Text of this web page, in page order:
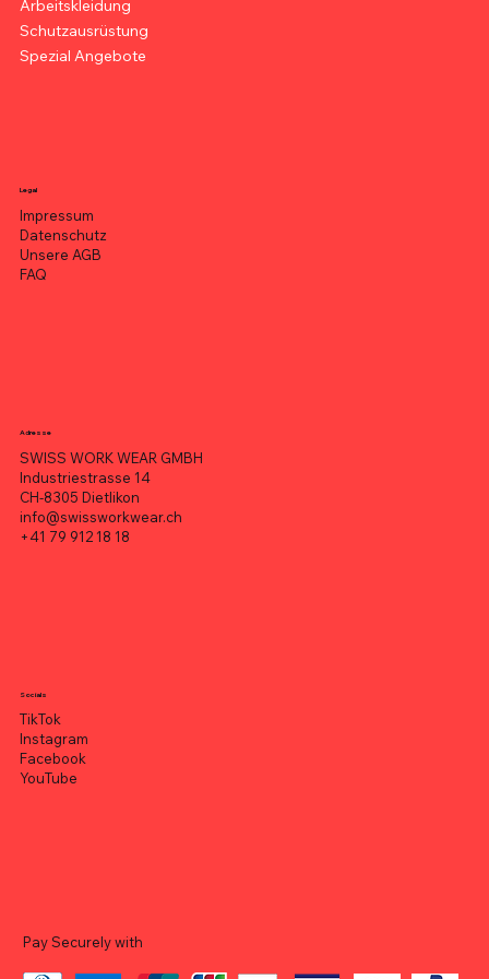
Arbeitskleidung
Schutzausrüstung
Spezial Angebote
Legal
Impressum
Datenschutz
Unsere AGB
FAQ
Adresse
SWISS WORK WEAR GMBH
Industriestrasse 14
CH-8305 Dietlikon
info@swissworkwear.ch
+41 79 912 18 18
Socials
TikTok
Instagram
Facebook
YouTube
Pay Securely with